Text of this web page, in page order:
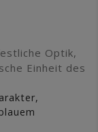
Optik,
Einheit des